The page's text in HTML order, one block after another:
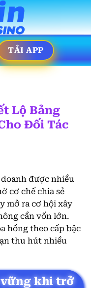
TẢI APP
Lộ Bảng
Đối Tác
được nhiều
cơ chế chia sẻ
mở ra cơ hội xây
cần vốn lớn.
hồng theo cấp bậc
thu hút nhiều
vững khi trở